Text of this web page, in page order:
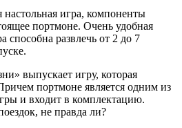
настольная игра, компоненты
портмоне. Очень удобная
способна развлечь от 2 до 7
выпускает игру, которая
портмоне является одним из
и входит в комплектацию.
не правда ли?